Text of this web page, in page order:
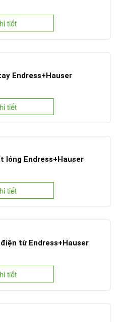
tiết
Endress+Hauser
tiết
lỏng Endress+Hauser
tiết
từ Endress+Hauser
tiết